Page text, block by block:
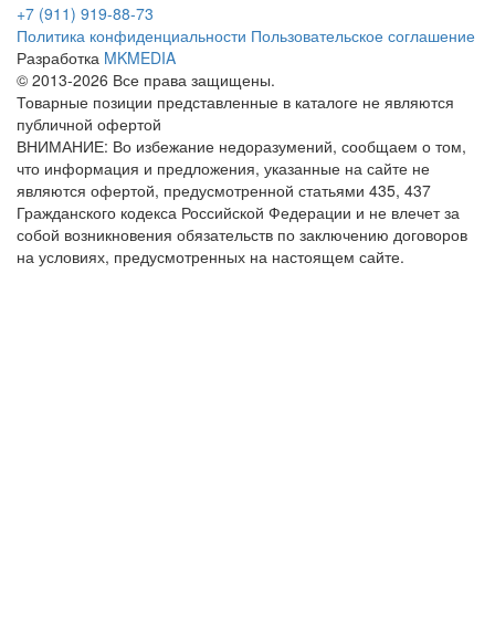
+7 (911) 919-88-73
Политика конфиденциальности Пользовательское соглашение
Разработка MKMEDIA
© 2013-2026 Все права защищены.
Товарные позиции представленные в каталоге не являются
публичной офертой
ВНИМАНИЕ: Во избежание недоразумений, сообщаем о том,
что информация и предложения, указанные на сайте не
являются офертой, предусмотренной статьями 435, 437
Гражданского кодекса Российской Федерации и не влечет за
собой возникновения обязательств по заключению договоров
на условиях, предусмотренных на настоящем сайте.